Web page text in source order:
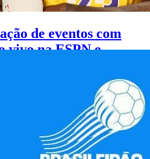
de eventos com
vivo na ESPN e